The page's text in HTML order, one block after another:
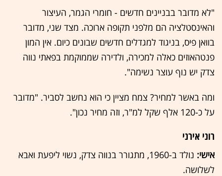
"לא מדובר בבניינים חדשים - חומרי הגמר, העיצור
והאינסטלציה הם מלפני תקופה ארוכה. מצד שני, מדובר
בוואן פיס, בניגוד למגדלים חדשים שבונים כיום. אין המון
פנטהאוזים כאלה למכירה, ולדירה שממוקמת בפאתי נווה
צדק יש נוף עוצר נשימה".
ומה באשר למחיר? צמח מציין כי הוא נחשב לסביר. "מדובר
על כ-120 אלף שקל למ"ר, וזה מחיר נכון".
רוני אירני
אישי:
נולד ב-1960, מתגורר בנווה צדק, נשוי ליפעת ואבא
לשלושה.